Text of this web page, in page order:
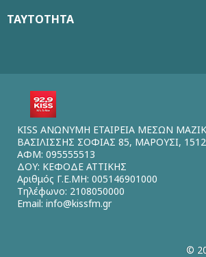
ΤΑΥΤΟΤΗΤΑ
KISS ΑΝΩΝΥΜΗ ΕΤΑΙΡΕΙΑ ΜΕΣΩΝ
ΒΑΣΙΛΙΣΣΗΣ ΣΟΦΙΑΣ 85, ΜΑΡΟΥΣΙ,
ΑΦΜ: 095555513
ΔΟΥ: ΚΕΦΟΔΕ ΑΤΤΙΚΗΣ
Αριθμός Γ.Ε.ΜΗ: 005146901000
Τηλέφωνο: 2108050000
Email: info@kissfm.gr
©